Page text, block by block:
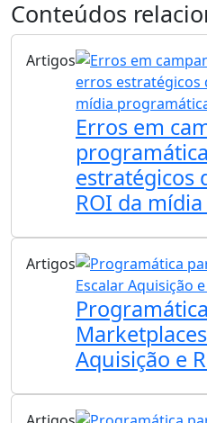
Conteúdos
Artigos
Erros em
estratégicos
ROI da
Artigos
Aquisição e